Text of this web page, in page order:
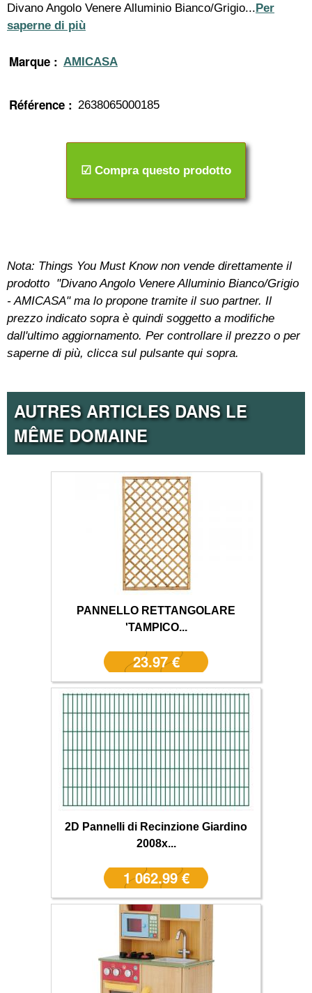
Divano Angolo Venere Alluminio Bianco/Grigio...Per
saperne di più
Marque : AMICASA
Référence : 2638065000185
☑ Compra questo prodotto
Nota: Things You Must Know non vende direttamente il
prodotto "Divano Angolo Venere Alluminio Bianco/Grigio
- AMICASA" ma lo propone tramite il suo partner. Il
prezzo indicato sopra è quindi soggetto a modifiche
dall'ultimo aggiornamento. Per controllare il prezzo o per
saperne di più, clicca sul pulsante qui sopra.
AUTRES ARTICLES DANS LE
MÊME DOMAINE
PANNELLO RETTANGOLARE
'TAMPICO...
23.97 €
2D Pannelli di Recinzione Giardino
2008x...
1 062.99 €